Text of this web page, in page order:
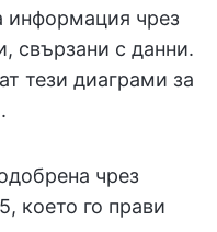
информация чрез
свързани с данни.
тези диаграми за
чрез
което го прави